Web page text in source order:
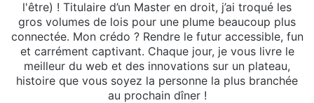
l'être) ! Titulaire d’un Master en droit, j’ai troqué les
gros volumes de lois pour une plume beaucoup plus
connectée. Mon crédo ? Rendre le futur accessible, fun
et carrément captivant. Chaque jour, je vous livre le
meilleur du web et des innovations sur un plateau,
histoire que vous soyez la personne la plus branchée
au prochain dîner !